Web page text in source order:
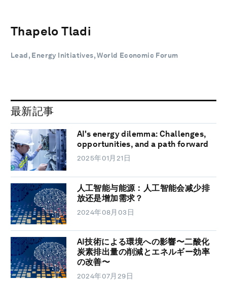
Thapelo Tladi
Lead, Energy Initiatives, World Economic Forum
最新記事
AI's energy dilemma: Challenges,
opportunities, and a path forward
2025年01月21日
人工智能与能源：人工智能会减少排
放还是增加需求？
2024年08月03日
AI技術による環境への影響〜二酸化
炭素排出量の削減とエネルギー効率
の改善〜
2024年07月29日